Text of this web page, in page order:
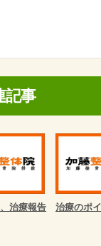
記事
治療報告
治療のポ